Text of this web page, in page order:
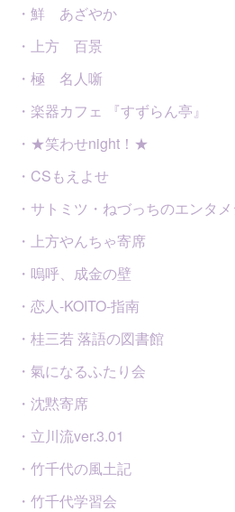
・鮮 あざやか
・上方 百景
・極 名人噺
・楽器カフェ 『すずらん亭』
・★笑わせnight！★
・CSもえよせ
・サトミツ・ねづっちのエンタ
・上方やんちゃ寄席
・嗚呼、成金の壁
・恋人-KOITO-指南
・桂三若 落語の図書館
・氣になるふたり会
・沈黙寄席
・立川流ver.3.01
・竹千代の風土記
・竹千代学習会